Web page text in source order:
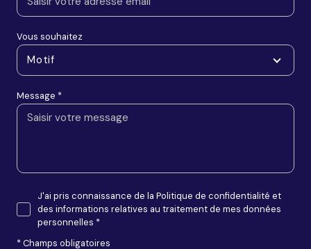
Vous souhaitez
Motif
Message *
J'ai pris connaissance de la Politique de confidentialité et
des informations relatives au traitement de mes données
personnelles *
* Champs obligatoires